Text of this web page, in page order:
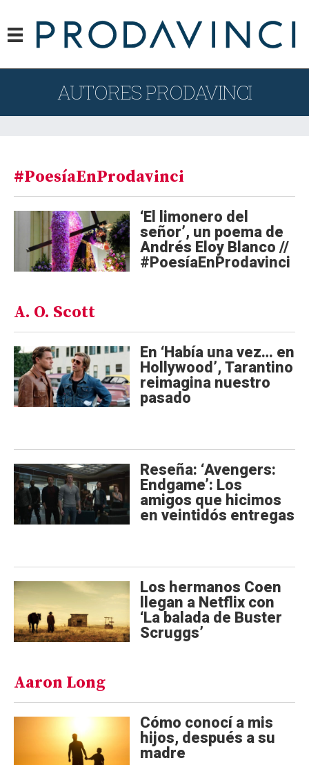
AUTORES PRODAVINCI
#PoesíaEnProdavinci
‘El limonero del
señor’, un poema de
Andrés Eloy Blanco //
#PoesíaEnProdavinci
A. O. Scott
En ‘Había una vez… en
Hollywood’, Tarantino
reimagina nuestro
pasado
Reseña: ‘Avengers:
Endgame’: Los
amigos que hicimos
en veintidós entregas
Los hermanos Coen
llegan a Netflix con
‘La balada de Buster
Scruggs’
Aaron Long
Cómo conocí a mis
hijos, después a su
madre